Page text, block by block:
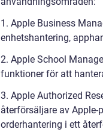
1. Apple Business
enhetshantering,
2. Apple School
funktioner för att
3. Apple Authorized
återförsäljare av
orderhantering i ett